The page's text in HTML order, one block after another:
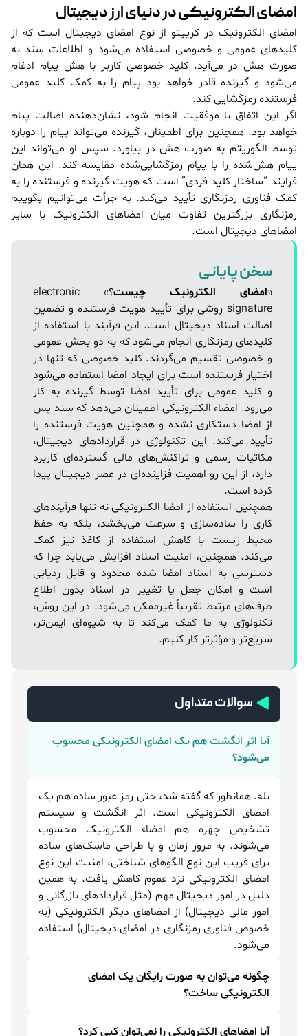
امضای الکترونیکی در دنیای ارز دیجیتال
امضای الکترونیک در کریپتو از نوع امضای دیجیتال است که از
کلیدهای عمومی و خصوصی استفاده می‌شود و اطلاعات سند به
صورت هش در می‌آید. کلید خصوصی کاربر با هش پیام ادغام
می‌شود و گیرنده قادر خواهد بود پیام را به کمک کلید عمومی
فرستنده رمزگشایی کند.
اگر این اتفاق با موفقیت انجام شود، نشان‌دهنده اصالت پیام
خواهد بود. همچنین برای اطمینان، گیرنده می‌تواند پیام را دوباره
توسط الگوریتم به صورت هش در بیاورد. سپس او می‌تواند این
پیام هش‌شده را با پیام رمزگشایی‌شده مقایسه کند. این همان
فرایند “ساختار کلید فردی” است که هویت گیرنده و فرستنده را به
کمک فناوری رمزنگاری تأیید می‌کند. به جرأت می‌توانیم بگوییم
رمزنگاری بزرگترین تفاوت میان امضاهای الکترونیک با سایر
امضاهای دیجیتال است.
سخن پایانی
«امضای الکترونیک چیست
؟» electronic
signature روشی برای تأیید هویت فرستنده و تضمین
اصالت اسناد دیجیتال است. این فرآیند با استفاده از
کلیدهای رمزنگاری انجام می‌شود که به دو بخش عمومی
و خصوصی تقسیم می‌گردند. کلید خصوصی که تنها در
اختیار فرستنده است برای ایجاد امضا استفاده می‌شود
و کلید عمومی برای تأیید امضا توسط گیرنده به کار
می‌رود. امضاء الکترونیکی اطمینان می‌دهد که سند پس
از امضا دستکاری نشده و همچنین هویت فرستنده را
تأیید می‌کند. این تکنولوژی در قراردادهای دیجیتال،
مکاتبات رسمی و تراکنش‌های مالی گسترده‌ای کاربرد
دارد، از این رو اهمیت فزاینده‌ای در عصر دیجیتال پیدا
کرده است.
همچنین استفاده از امضا الکترونیکی نه تنها فرآیندهای
کاری را ساده‌سازی و سرعت می‌بخشد، بلکه به حفظ
محیط زیست با کاهش استفاده از کاغذ نیز کمک
می‌کند. همچنین، امنیت اسناد افزایش می‌یابد چرا که
دسترسی به اسناد امضا شده محدود و قابل ردیابی
است و امکان جعل یا تغییر در اسناد بدون اطلاع
طرف‌های مرتبط تقریباً غیرممکن می‌شود. در این روش،
تکنولوژی به ما کمک می‌کند تا به شیوه‌ای ایمن‌تر،
سریع‌تر و مؤثرتر کار کنیم.
سوالات متداول
آیا اثر انگشت هم یک امضای الکترونیکی محسوب
می‌شود؟
بله. همانطور که گفته شد، حتی رمز عبور ساده هم یک
امضای الکترونیکی است. اثر انگشت و سیستم
تشخیص چهره هم امضاء الکترونیک محسوب
می‌شوند. به مرور زمان و با طراحی ماسک‌های ساده
برای فریب این نوع الگوهای شناختی، امنیت این نوع
امضای الکترونیکی نزد عموم کاهش یافت. به همین
دلیل در امور دیجیتال مهم (مثل قراردادهای بازرگانی و
امور مالی دیجیتال) از امضاهای دیگر الکترونیکی (به
خصوص فناوری رمزنگاری در امضای دیجیتال) استفاده
می‌شود.
چگونه می‌توان به صورت رایگان یک امضای
الکترونیکی ساخت؟
آیا امضاهای الکترونیکی را نمی‌توان کپی کرد؟